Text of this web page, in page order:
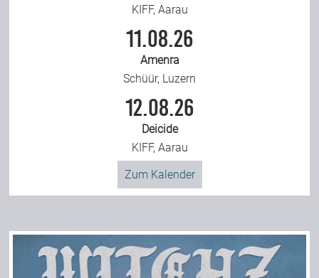
KIFF, Aarau
11.08.26
Amenra
Schüür, Luzern
12.08.26
Deicide
KIFF, Aarau
Zum Kalender